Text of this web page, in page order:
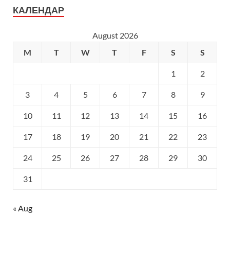
КАЛЕНДАР
August 2026
M
T W T F S S
1 2
3 4 5 6 7 8 9
10 11 12 13 14 15 16
17 18 19 20 21 22 23
24 25 26 27 28 29 30
31
« Aug